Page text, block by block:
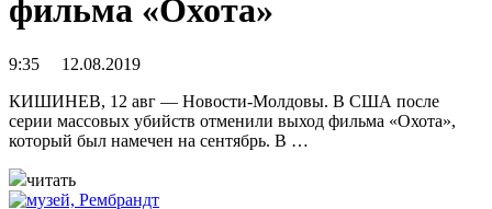
фильма «Охота»
9:35 12.08.2019
КИШИНЕВ, 12 авг — Новости-Молдовы. В США после
серии массовых убийств отменили выход фильма «Охота»,
который был намечен на сентябрь. В …
читать